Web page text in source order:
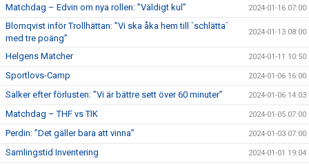
Matchdag – Edvin om nya rollen: ”Väldigt kul” 2024-01-16 07:00
Blomqvist inför Trollhättan: ”Vi ska åka hem till `schlätta´
med tre poäng”
2024-01-13 08:00
Helgens Matcher 2024-01-11 10:50
Sportlovs-Camp 2024-01-06 16:00
Salker efter förlusten: ”Vi är bättre sett över 60 minuter” 2024-01-06 14:03
Matchdag – THF vs TIK 2024-01-05 07:00
Perdin: ”Det gäller bara att vinna” 2024-01-03 07:00
Samlingstid Inventering 2024-01-01 19:04